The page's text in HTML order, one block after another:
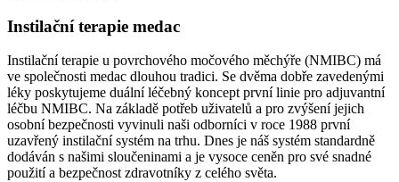
Instilační terapie medac
Instilační terapie u povrchového močového měchýře (NMIBC) má
ve společnosti medac dlouhou tradici. Se dvěma dobře zavedenými
léky poskytujeme duální léčebný koncept první linie pro adjuvantní
léčbu NMIBC. Na základě potřeb uživatelů a pro zvýšení jejich
osobní bezpečnosti vyvinuli naši odborníci v roce 1988 první
uzavřený instilační systém na trhu. Dnes je náš systém standardně
dodáván s našimi sloučeninami a je vysoce ceněn pro své snadné
použití a bezpečnost zdravotníky z celého světa.